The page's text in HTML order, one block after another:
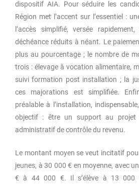
dispositif AIA. Pour séduire les
Région met l’accent sur l’essentiel :
l’accès simplifié, versée
déchéance réduits à néant. Le
plus au pourcentage ; le nombre de
trois : élevage à vocation alimentaire,
suivi formation post installation ; la
ces majorations est simplifiée.
préalable à l’installation,
objectif : être un support au
administratif de contrôle du revenu.
Le montant moyen se veut incitatif
jeunes, à 30 000 € en moyenne, avec
€ à 44 000 €. Il s’élève à 13 000